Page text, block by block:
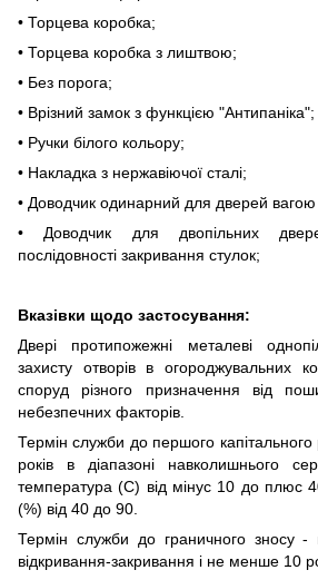
• Торцева коробка;
• Торцева коробка з лиштвою;
• Без порога;
• Врізний замок з функцією "Антипаніка";
• Ручки білого кольору;
• Накладка з нержавіючої сталі;
• Доводчик одинарний для дверей
• Доводчик для двопільних
послідовності закривання стулок;
Вказівки щодо застосування:
Двері протипожежні металеві
захисту отворів в огороджувальних
споруд різного призначення від
небезпечних факторів.
Термін служби до першого
років в діапазоні навколишнього
температура (С) від мінус 10 до плюс
(%) від 40 до 90.
Термін служби до граничного зносу -
відкривання-закривання і не менше 10